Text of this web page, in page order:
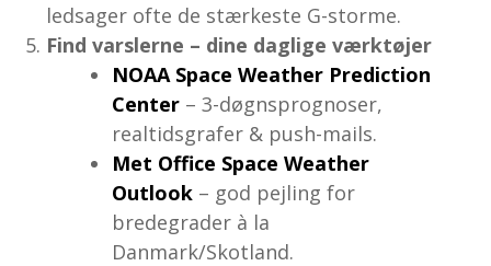
ledsager ofte de stærkeste G-storme.
Find varslerne – dine daglige værktøjer
NOAA Space Weather Prediction
Center – 3-døgnsprognoser,
realtidsgrafer & push-mails.
Met Office Space Weather
Outlook – god pejling for
bredegrader à la
Danmark/Skotland.